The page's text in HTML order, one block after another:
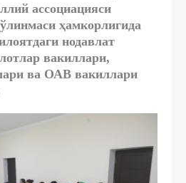
ассоциацияси
ҳамкорлигида
нодавлат
вакиллари,
ва ОАВ вакиллари